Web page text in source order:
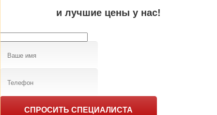
и лучшие цены у нас!
СПРОСИТЬ СПЕЦИАЛИСТА